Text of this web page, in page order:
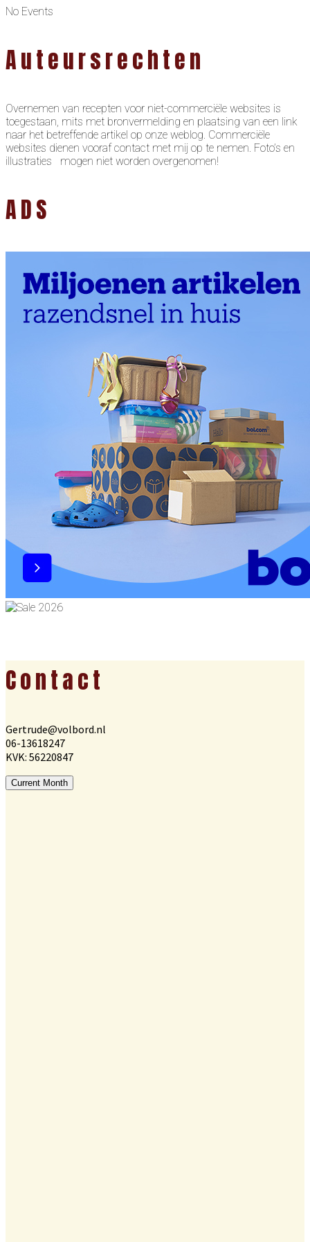
No Events
Auteursrechten
Overnemen van recepten voor niet-commerciële websites is
toegestaan, mits met bronvermelding en plaatsing van een link
naar het betreffende artikel op onze weblog. Commerciële
websites dienen vooraf contact met mij op te nemen. Foto’s en
illustraties mogen niet worden overgenomen!
ADS
Footer
Contact
Gertrude@volbord.nl
06-13618247
KVK: 56220847
Current Month